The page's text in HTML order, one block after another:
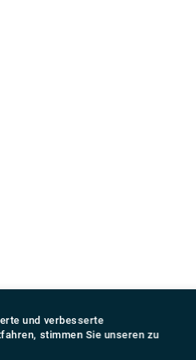
und verbesserte
stimmen Sie unseren zu